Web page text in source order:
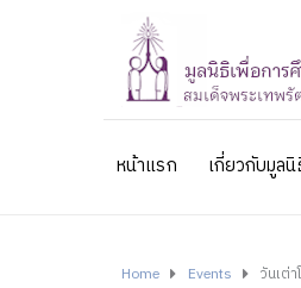
หน้าแรก เกี่ยวกับมูล
Home Events วันเต่า